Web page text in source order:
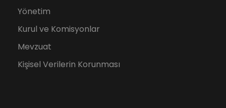
Yönetim
Kurul ve Komisyonlar
Mevzuat
Kişisel Verilerin Korunması